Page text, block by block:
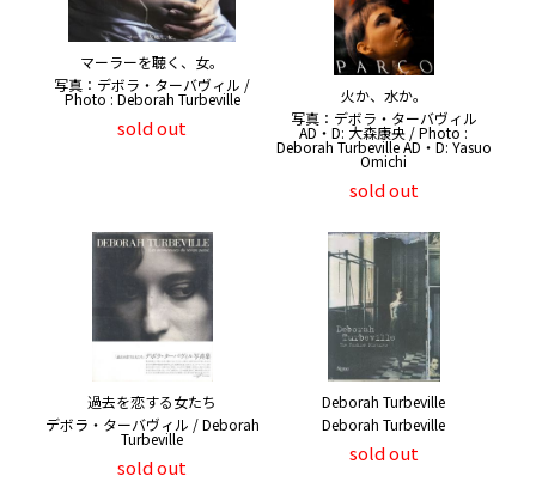
マーラーを聴く、女。
写真：デボラ・ターバヴィル /
Photo : Deborah Turbeville
sold out
火か、水か。
写真：デボラ・ターバヴィル
AD・D: 大森康央 / Photo :
Deborah Turbeville AD・D: Yasuo
Omichi
sold out
過去を恋する女たち
デボラ・ターバヴィル / Deborah
Turbeville
sold out
Deborah Turbeville
Deborah Turbeville
sold out